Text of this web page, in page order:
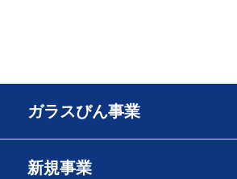
ガラスびん事業
新規事業